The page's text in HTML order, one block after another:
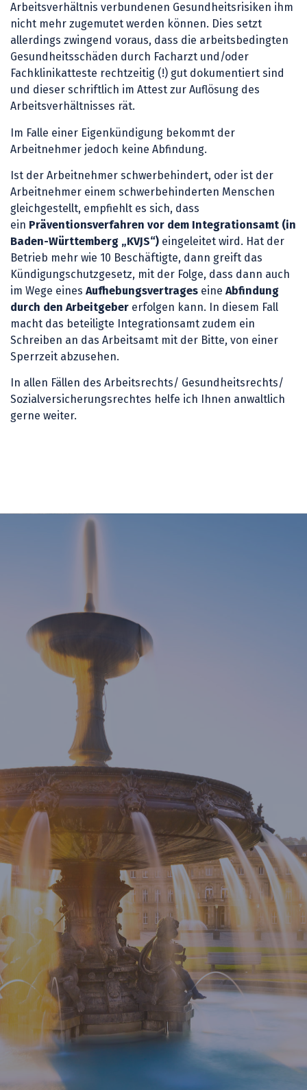
Arbeitsverhältnis verbundenen Gesundheitsrisiken ihm
nicht mehr zugemutet werden können. Dies setzt
allerdings zwingend voraus, dass die arbeitsbedingten
Gesundheitsschäden durch Facharzt und/oder
Fachklinikatteste rechtzeitig (!) gut dokumentiert sind
und dieser schriftlich im Attest zur Auflösung des
Arbeitsverhältnisses rät.
Im Falle einer Eigenkündigung bekommt der
Arbeitnehmer jedoch keine Abfindung.
Ist der Arbeitnehmer schwerbehindert, oder ist der
Arbeitnehmer einem schwerbehinderten Menschen
gleichgestellt, empfiehlt es sich, dass
ein Präventionsverfahren vor dem Integrationsamt (in
Baden-Württemberg „KVJS“) eingeleitet wird. Hat der
Betrieb mehr wie 10 Beschäftigte, dann greift das
Kündigungschutzgesetz, mit der Folge, dass dann auch
im Wege eines Aufhebungsvertrages eine Abfindung
durch den Arbeitgeber erfolgen kann. In diesem Fall
macht das beteiligte Integrationsamt zudem ein
Schreiben an das Arbeitsamt mit der Bitte, von einer
Sperrzeit abzusehen.
In allen Fällen des Arbeitsrechts/ Gesundheitsrechts/
Sozialversicherungsrechtes helfe ich Ihnen anwaltlich
gerne weiter.